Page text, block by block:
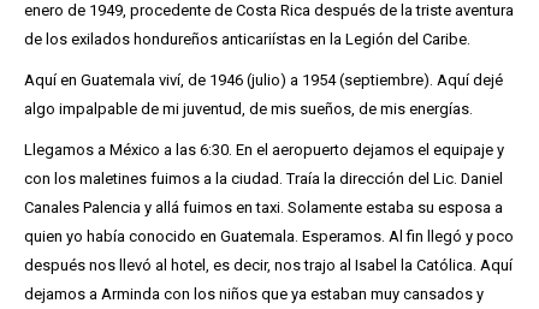
enero de 1949, procedente de Costa Rica después de la triste aventura
de los exilados hondureños anticariístas en la Legión del Caribe.
Aquí en Guatemala viví, de 1946 (julio) a 1954 (septiembre). Aquí dejé
algo impalpable de mi juventud, de mis sueños, de mis energías.
Llegamos a México a las 6:30. En el aeropuerto dejamos el equipaje y
con los maletines fuimos a la ciudad. Traía la dirección del Lic. Daniel
Canales Palencia y allá fuimos en taxi. Solamente estaba su esposa a
quien yo había conocido en Guatemala. Esperamos. Al fin llegó y poco
después nos llevó al hotel, es decir, nos trajo al Isabel la Católica. Aquí
dejamos a Arminda con los niños que ya estaban muy cansados y